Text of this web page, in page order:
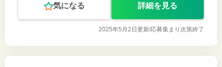
気になる 詳細を見る
2025年5月2日更新/応募集まり次第終了